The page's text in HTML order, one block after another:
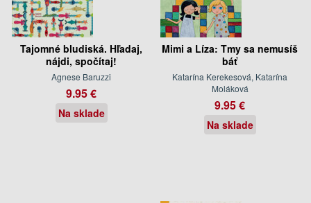
Tajomné bludiská. Hľadaj,
nájdi, spočítaj!
Agnese Baruzzi
9.95 €
Na sklade
Mimi a Líza: Tmy sa nemusíš
báť
Katarína Kerekesová, Katarína
Moláková
9.95 €
Na sklade